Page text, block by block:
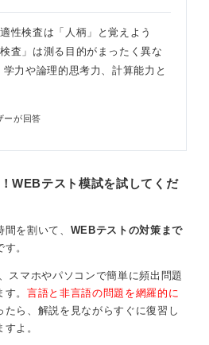
性検査は「人柄」と覚えよう
査」は測る目的がまったく異な
力や論理的思考力、計算能力と
ーが回答
WEBテスト模試を試してくだ
を割いて、 WEBテストの対策まで
す。
スマホやパソコンで簡単に頻出問題
す。言語と非言語の問題を網羅的に
たら、解説を見ながらすぐに復習し
よ。